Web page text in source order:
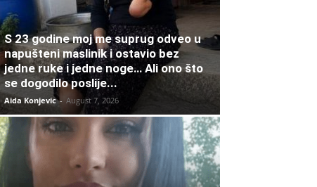
S 23 godine moj me suprug odveo u
napušteni maslinik i ostavio bez
jedne ruke i jedne noge… Ali ono što
se dogodilo poslije...
Aida Konjevic - August 7, 2026